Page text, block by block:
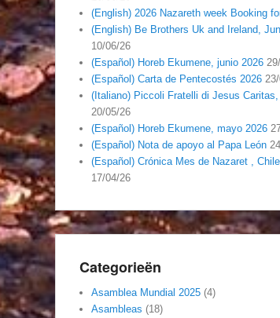
(English) 2026 Nazareth week Booking
(English) Be Brothers Uk and Ireland,
10/06/26
(Español) Horeb Ekumene, junio 2026
(Español) Carta de Pentecostés 2026
(Italiano) Piccoli Fratelli di Jesus
20/05/26
(Español) Horeb Ekumene, mayo 2026
(Español) Nota de apoyo al Papa León
(Español) Crónica Mes de Nazaret ,
17/04/26
Categorieën
Asamblea Mundial 2025 (4)
Asambleas (18)